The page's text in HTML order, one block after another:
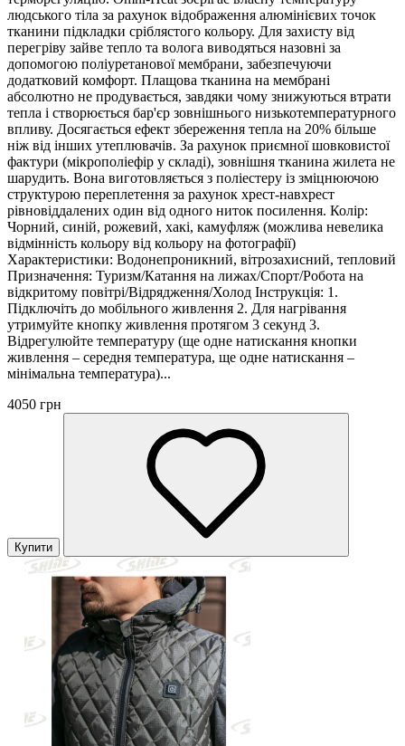
людського тіла за рахунок відображення алюмінієвих точок
тканини підкладки сріблястого кольору. Для захисту від
перегріву зайве тепло та волога виводяться назовні за
допомогою поліуретанової мембрани, забезпечуючи
додатковий комфорт. Плащова тканина на мембрані
абсолютно не продувається, завдяки чому знижуються втрати
тепла і створюється бар'єр зовнішнього низькотемпературного
впливу. Досягається ефект збереження тепла на 20% більше
ніж від інших утеплювачів. За рахунок приємної шовковистої
фактури (мікрополіефір у складі), зовнішня тканина жилета не
шарудить. Вона виготовляється з поліестеру із зміцнюючою
структурою переплетення за рахунок хрест-навхрест
рівновіддалених один від одного ниток посилення. Колір:
Чорний, синій, рожевий, хакі, камуфляж (можлива невелика
відмінність кольору від кольору на фотографії)
Характеристики: Водонепроникний, вітрозахисний, тепловий
Призначення: Туризм/Катання на лижах/Спорт/Робота на
відкритому повітрі/Відрядження/Холод Інструкція: 1.
Підключіть до мобільного живлення 2. Для нагрівання
утримуйте кнопку живлення протягом 3 секунд 3.
Відрегулюйте температуру (ще одне натискання кнопки
живлення – середня температура, ще одне натискання –
мінімальна температура)...
4050 грн
Купити